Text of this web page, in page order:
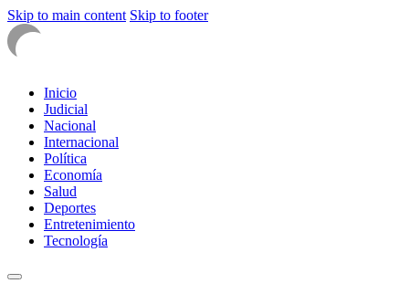
Skip to main content Skip to footer
Inicio
Judicial
Nacional
Internacional
Política
Economía
Salud
Deportes
Entretenimiento
Tecnología